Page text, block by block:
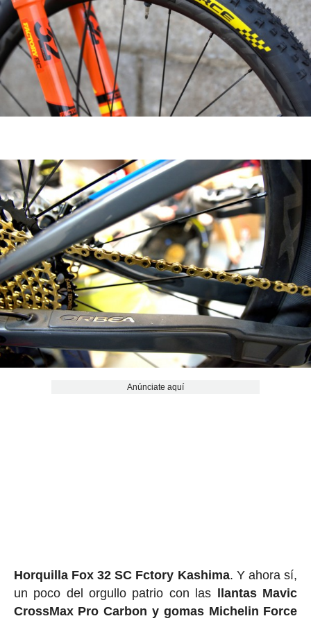
Anúnciate aquí
Horquilla Fox 32 SC Fctory Kashima. Y ahora sí,
un poco del orgullo patrio con las llantas Mavic
CrossMax Pro Carbon y gomas Michelin Force